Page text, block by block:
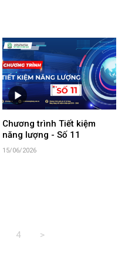
Chương trình Tiết kiệm
năng lượng - Số 11
15/06/2026
4 >